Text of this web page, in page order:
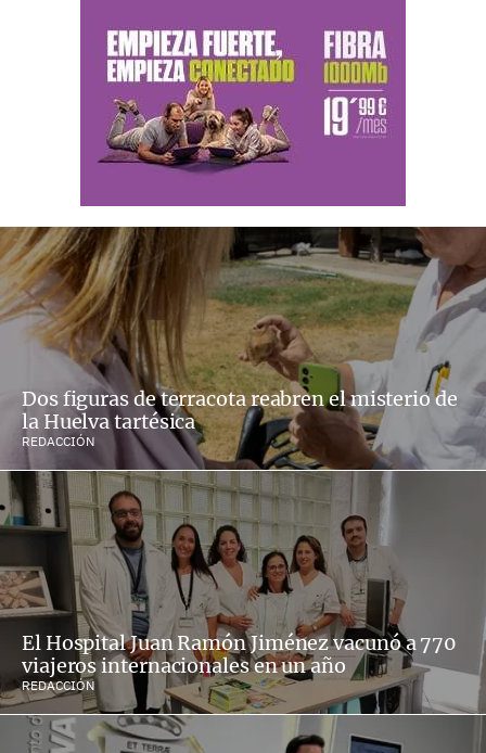
Dos figuras de terracota reabren el misterio de
la Huelva tartésica
REDACCIÓN
El Hospital Juan Ramón Jiménez vacunó a 770
viajeros internacionales en un año
REDACCIÓN